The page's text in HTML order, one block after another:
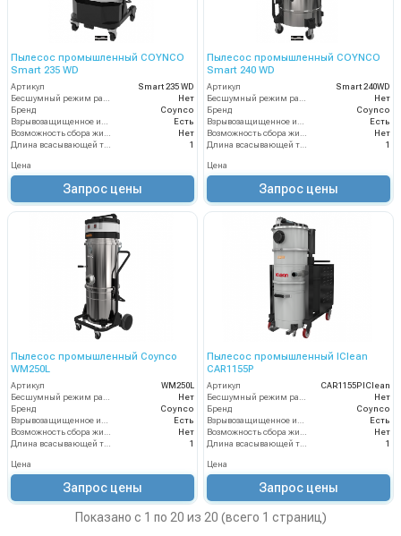
Пылесос промышленный COYNCO
Smart 235 WD
Артикул
Smart 235 WD
Бесшумный режим работы
Нет
Бренд
Coynco
Взрывозащищенное исполнение
Есть
Возможность сбора жидкой грязи
Нет
Длина всасывающей трубки
1
Цена
Запрос цены
Пылесос промышленный COYNCO
Smart 240 WD
Артикул
Smart 240WD
Бесшумный режим работы
Нет
Бренд
Coynco
Взрывозащищенное исполнение
Есть
Возможность сбора жидкой грязи
Нет
Длина всасывающей трубки
1
Цена
Запрос цены
Пылесос промышленный Coynco
WM250L
Артикул
WM250L
Нет
Бренд
Coynco
Есть
Нет
1
Цена
Запрос цены
Пылесос промышленный IClean
CAR1155P
Артикул
CAR1155PIClean
Нет
Бренд
Coynco
Есть
Нет
1
Цена
Запрос цены
Показано с 1 по 20 из 20 (всего 1 страниц)